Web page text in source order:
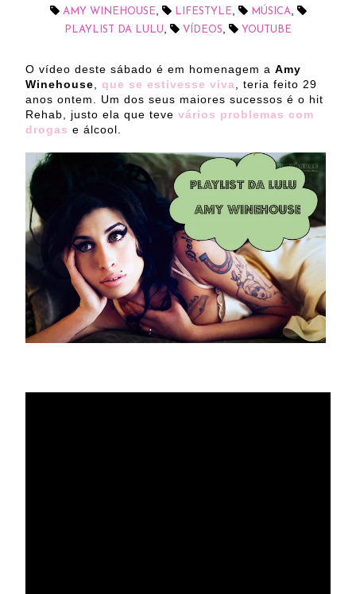
AMY WINEHOUSE, LIFESTYLE, MÚSICA,
PLAYLIST DA LULU, VÍDEOS, YOUTUBE
O vídeo deste sábado é em homenagem a Amy
Winehouse, que se estivesse viva, teria feito 29
anos ontem. Um dos seus maiores sucessos é o hit
Rehab, justo ela que teve vários problemas com
drogas e álcool.